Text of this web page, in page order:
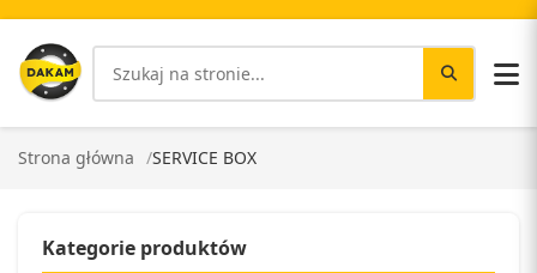
Strona główna SERVICE BOX
Kategorie produktów